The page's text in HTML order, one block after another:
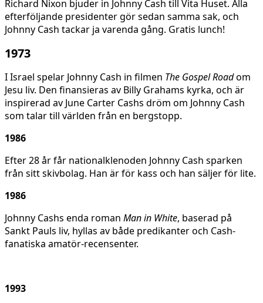
Richard Nixon bjuder in Johnny Cash till Vita Huset. Alla
efterföljande presidenter gör sedan samma sak, och
Johnny Cash tackar ja varenda gång. Gratis lunch!
1973
I Israel spelar Johnny Cash in filmen The Gospel Roadom
Jesu liv. Den finansieras av Billy Grahams kyrka, och är
inspirerad av June Carter Cashs dröm om Johnny Cash
som talar till världen från en bergstopp.
1986
Efter 28 år får nationalklenoden Johnny Cash sparken
från sitt skivbolag. Han är för kass och han säljer för lite.
1986
Johnny Cashs enda roman Man in White, baserad på
Sankt Pauls liv, hyllas av både predikanter och Cash-
fanatiska amatör-recensenter.
1993